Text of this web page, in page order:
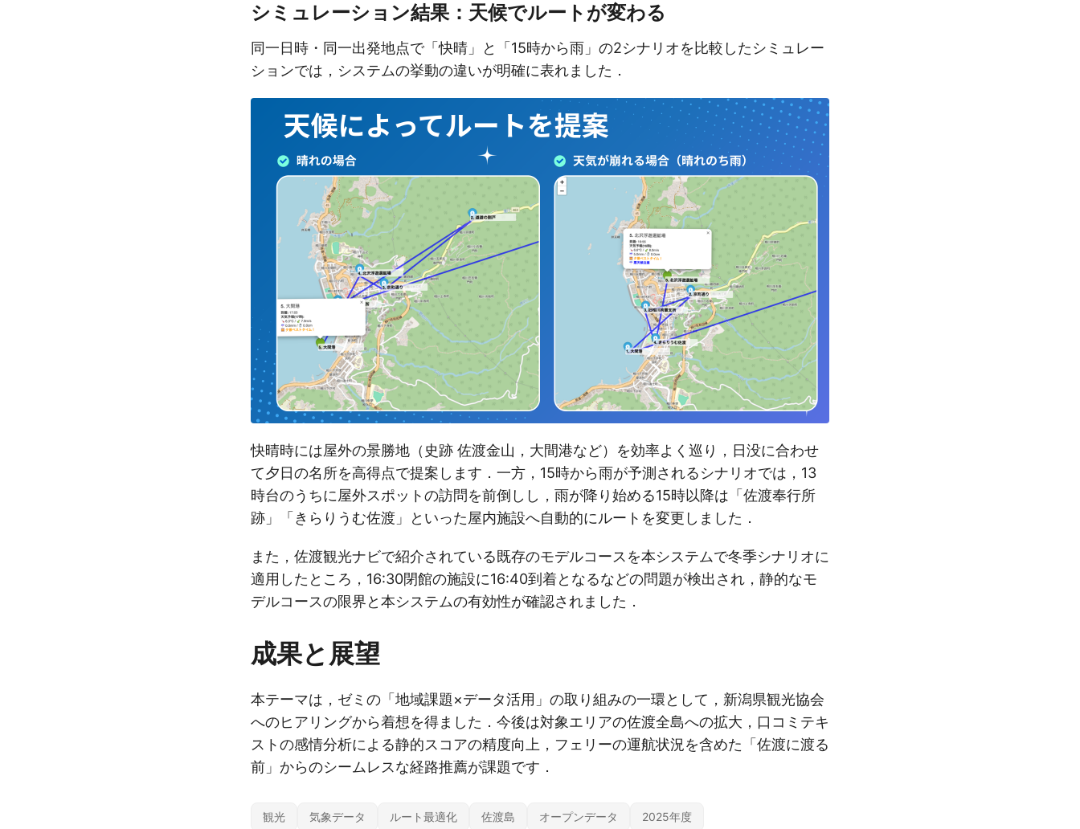
シミュレーション結果：天候でルートが変わる
同一日時・同一出発地点で「快晴」と「15時から雨」の2シナリオを比較したシミュレー
ションでは，システムの挙動の違いが明確に表れました．
快晴時には屋外の景勝地（史跡 佐渡金山，大間港など）を効率よく巡り，日没に合わせ
て夕日の名所を高得点で提案します．一方，15時から雨が予測されるシナリオでは，13
時台のうちに屋外スポットの訪問を前倒しし，雨が降り始める15時以降は「佐渡奉行所
跡」「きらりうむ佐渡」といった屋内施設へ自動的にルートを変更しました．
また，佐渡観光ナビで紹介されている既存のモデルコースを本システムで冬季シナリオに
適用したところ，16:30閉館の施設に16:40到着となるなどの問題が検出され，静的なモ
デルコースの限界と本システムの有効性が確認されました．
成果と展望
本テーマは，ゼミの「地域課題×データ活用」の取り組みの一環として，新潟県観光協会
へのヒアリングから着想を得ました．今後は対象エリアの佐渡全島への拡大，口コミテキ
ストの感情分析による静的スコアの精度向上，フェリーの運航状況を含めた「佐渡に渡る
前」からのシームレスな経路推薦が課題です．
観光 気象データ ルート最適化 佐渡島 オープンデータ 2025年度